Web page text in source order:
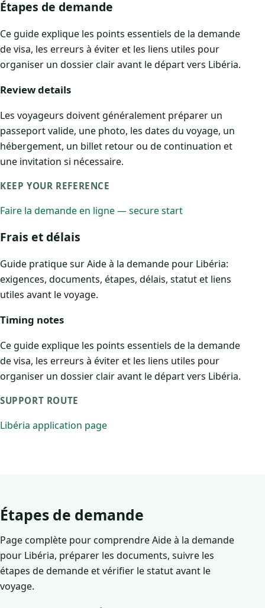
Étapes de demande
Ce guide explique les points essentiels de la demande
de visa, les erreurs à éviter et les liens utiles pour
organiser un dossier clair avant le départ vers Libéria.
Review details
Les voyageurs doivent généralement préparer un
passeport valide, une photo, les dates du voyage, un
hébergement, un billet retour ou de continuation et
une invitation si nécessaire.
KEEP YOUR REFERENCE
Faire la demande en ligne — secure start
Frais et délais
Guide pratique sur Aide à la demande pour Libéria:
exigences, documents, étapes, délais, statut et liens
utiles avant le voyage.
Timing notes
Ce guide explique les points essentiels de la demande
de visa, les erreurs à éviter et les liens utiles pour
organiser un dossier clair avant le départ vers Libéria.
SUPPORT ROUTE
Libéria application page
Étapes de demande
Page complète pour comprendre Aide à la demande
pour Libéria, préparer les documents, suivre les
étapes de demande et vérifier le statut avant le
voyage.